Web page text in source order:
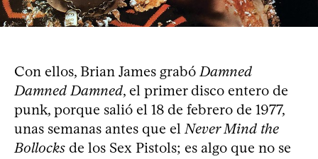
Con ellos, Brian James grabóDamned
Damned Damned, el primer disco entero de
punk, porque salió el 18 de febrero de 1977,
unas semanas antes que elNever Mind the
Bollocks de los Sex Pistols; es algo que no se